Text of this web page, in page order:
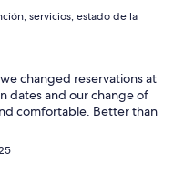
servicios, estado de la
changed reservations at
dates and our change of
comfortable. Better than